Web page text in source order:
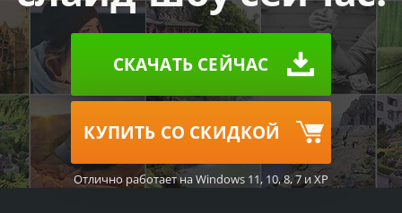
СКАЧАТЬ СЕЙЧАС
КУПИТЬ СО СКИДКОЙ
Отлично работает на Windows 11, 10, 8, 7 и XP